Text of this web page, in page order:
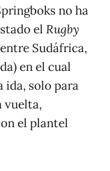
no ha
el Rugby
Sudáfrica,
en el cual
ida, solo para
vuelta,
el plantel